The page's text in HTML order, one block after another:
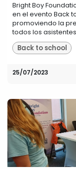
Bright Boy
en el evento Back
promoviendo la
todos los
Back to school
25/07/2023